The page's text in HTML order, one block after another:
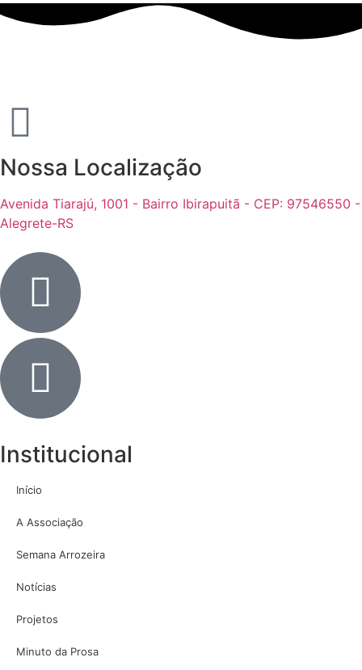
Nossa Localização
Avenida Tiarajú, 1001 - Bairro Ibirapuitã - CEP: 97546550 -
Alegrete-RS
Institucional
Início
A Associação
Semana Arrozeira
Notícias
Projetos
Minuto da Prosa